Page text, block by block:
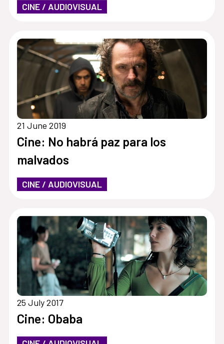
CINE / AUDIOVISUAL
21 June 2019
Cine: No habrá paz para los
malvados
CINE / AUDIOVISUAL
25 July 2017
Cine: Obaba